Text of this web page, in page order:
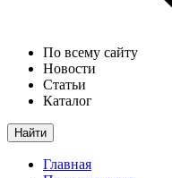
По всему сайту
Новости
Статьи
Каталог
Найти
Главная